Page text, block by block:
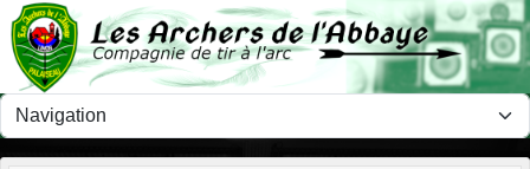
Panneau de gestion des cookies